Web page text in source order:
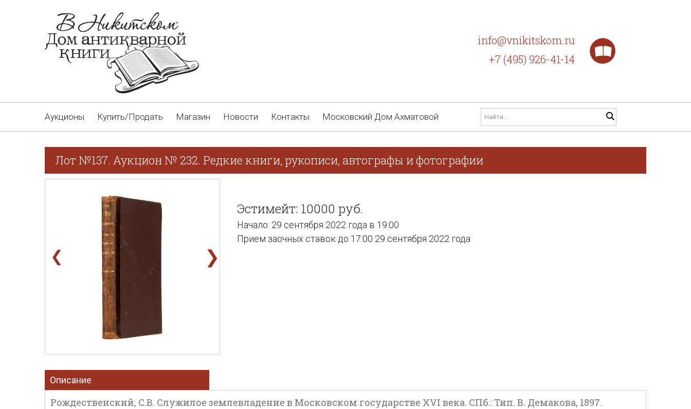
info@vnikitskom.ru
+7 (495) 926-41-14
Аукционы Купить/Продать Магазин Новости Контакты Московский Дом Ахматовой
Лот №137. Аукцион № 232. Редкие книги, рукописи, автографы и фотографии
❮ ❯
Эстимейт: 10000 руб.
Начало: 29 сентября 2022 года в 19:00
Прием заочных ставок до 17:00 29 сентября 2022 года
Описание
Рождественский, С.В. Служилое землевладение в Московском государстве XVI века. СПб.: Тип. В. Демакова, 1897.